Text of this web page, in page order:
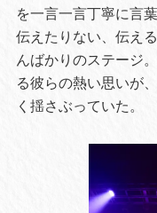
を一言一言丁寧に言
伝えたりない、伝え
んばかりのステージ
る彼らの熱い思いが
く揺さぶっていた。